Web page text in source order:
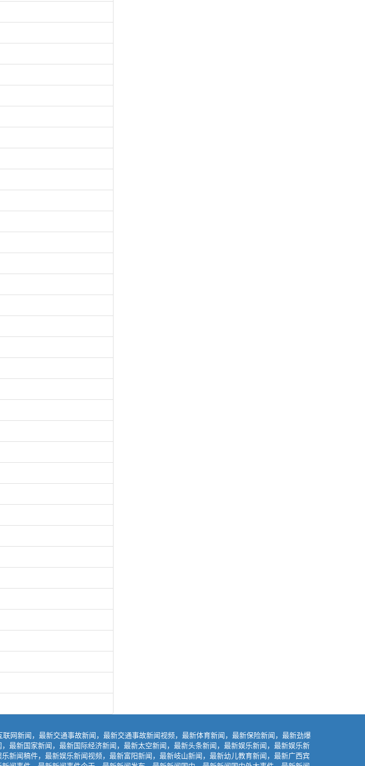
网新闻，最新交通事故新闻，最新交通事故新闻视频，最新体育新闻，最新保险新闻，最新劲爆
最新国家新闻，最新国际经济新闻，最新太空新闻，最新头条新闻，最新娱乐新闻，最新娱乐新
新闻稿件，最新娱乐新闻视频，最新富阳新闻，最新岐山新闻，最新幼儿教育新闻，最新广西宾